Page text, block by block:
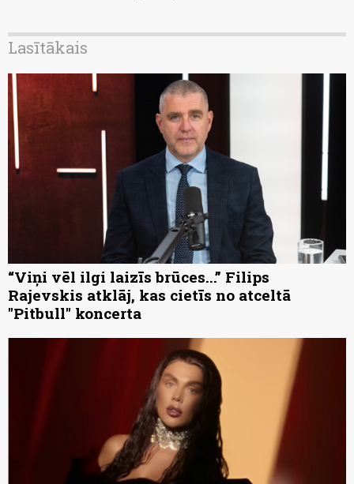
Lasītākais
“Viņi vēl ilgi laizīs brūces...” Filips
Rajevskis atklāj, kas cietīs no atceltā
"Pitbull" koncerta